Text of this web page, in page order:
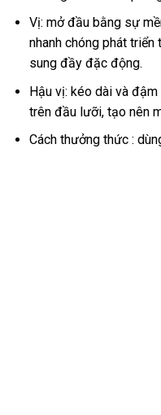
Vị: mở đầu bằng sự
nhanh chóng phát triển
sung đầy đặc động.
Hậu vị: kéo dài và
trên đầu lưỡi, tạo nên
Cách thưởng thức :